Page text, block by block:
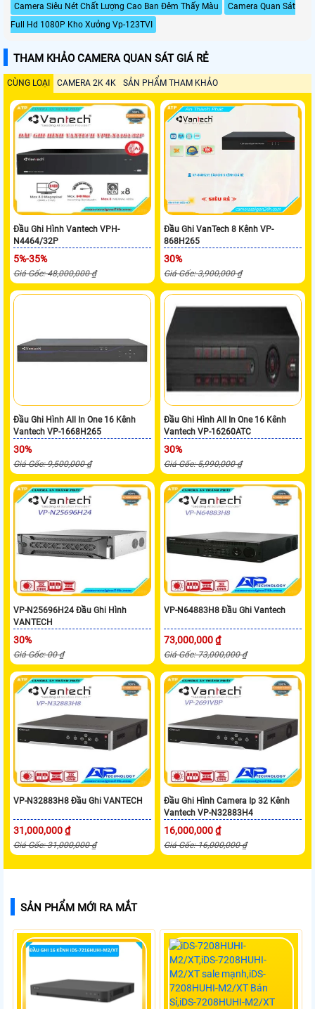
Camera Siêu Nét Chất Lượng Cao Ban Đêm Thấy Màu
Camera Quan Sát
Full Hd 1080P Kho Xưởng Vp-123TVI
THAM KHẢO CAMERA QUAN SÁT GIÁ RẺ
CÙNG LOẠI CAMERA 2K 4K SẢN PHẨM THAM KHẢO
Đầu Ghi Hình Vantech VPH-
N4464/32P
5%-35%
Giá Gốc: 48,000,000 ₫
Đầu Ghi VanTech 8 Kênh VP-
868H265
30%
Giá Gốc: 3,900,000 ₫
Đầu Ghi Hình All In One 16 Kênh
Vantech VP-1668H265
30%
Giá Gốc: 9,500,000 ₫
Đầu Ghi Hình All In One 16 Kênh
Vantech VP-16260ATC
30%
Giá Gốc: 5,990,000 ₫
VP-N25696H24 Đầu Ghi Hình
VANTECH
30%
Giá Gốc: 00 ₫
VP-N64883H8 Đầu Ghi Vantech
73,000,000 ₫
Giá Gốc: 73,000,000 ₫
VP-N32883H8 Đầu Ghi VANTECH
31,000,000 ₫
Giá Gốc: 31,000,000 ₫
Đầu Ghi Hình Camera Ip 32 Kênh
Vantech VP-N32883H4
16,000,000 ₫
Giá Gốc: 16,000,000 ₫
SẢN PHẨM MỚI RA MẮT